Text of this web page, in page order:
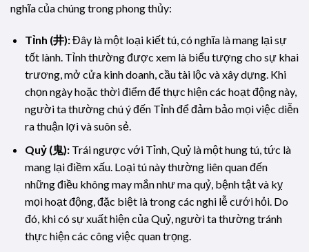
nghĩa của chúng trong phong thủy:
Tỉnh (井):Đây là một loại kiết tú, có nghĩa là mang lại sự
tốt lành. Tỉnh thường được xem là biểu tượng cho sự khai
trương, mở cửa kinh doanh, cầu tài lộc và xây dựng. Khi
chọn ngày hoặc thời điểm để thực hiện các hoạt động này,
người ta thường chú ý đến Tỉnh để đảm bảo mọi việc diễn
ra thuận lợi và suôn sẻ.
Quỷ (鬼):Trái ngược với Tỉnh, Quỷ là một hung tú, tức là
mang lại điềm xấu. Loại tú này thường liên quan đến
những điều không may mắn như ma quỷ, bệnh tật và kỵ
mọi hoạt động, đặc biệt là trong các nghi lễ cưới hỏi. Do
đó, khi có sự xuất hiện của Quỷ, người ta thường tránh
thực hiện các công việc quan trọng.